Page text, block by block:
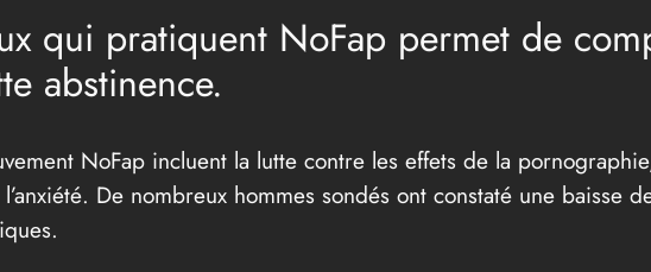
qui pratiquent NoFap permet de
abstinence.
NoFap incluent la lutte contre les effets de la
De nombreux hommes sondés ont constaté une baisse